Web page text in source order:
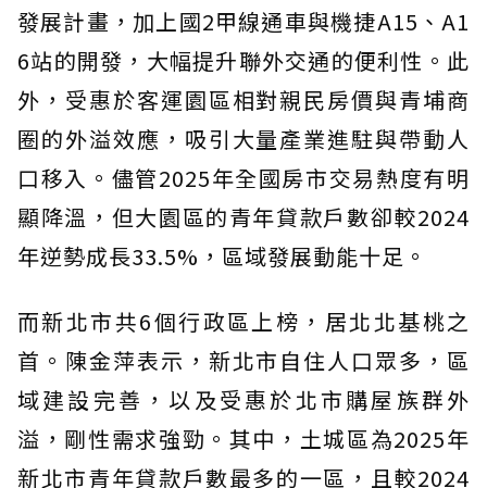
發展計畫，加上國2甲線通車與機捷A15、A1
6站的開發，大幅提升聯外交通的便利性。此
外，受惠於客運園區相對親民房價與青埔商
圈的外溢效應，吸引大量產業進駐與帶動人
口移入。儘管2025年全國房市交易熱度有明
顯降溫，但大園區的青年貸款戶數卻較2024
年逆勢成長33.5%，區域發展動能十足。
而新北市共6個行政區上榜，居北北基桃之
首。陳金萍表示，新北市自住人口眾多，區
域建設完善，以及受惠於北市購屋族群外
溢，剛性需求強勁。其中，土城區為2025年
新北市青年貸款戶數最多的一區，且較2024